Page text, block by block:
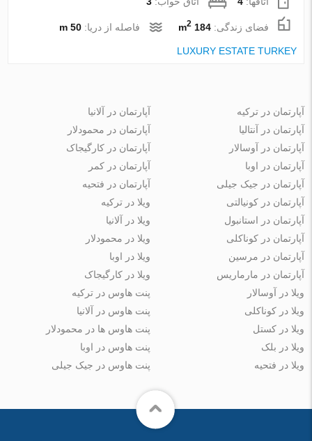
فضای زندگی:184 m
2 فاصله از دریا:50 m
LUXURY ESTATE TURKEY
آپارتمان در ترکیه
آپارتمان در آنتالیا
آپارتمان در آوسالار
آپارتمان در اوبا
آپارتمان در جیک جیلی
آپارتمان در آلانیا
آپارتمان در محمودلار
آپارتمان در کارگیجاک
آپارتمان در کمر
آپارتمان در فتحیه
آپارتمان در کونیالتی
آپارتمان در استانبول
آپارتمان در کوناکلی
آپارتمان در مرسین
آپارتمان در مارماریس
ویلا در ترکیه
ویلا در آلانیا
ویلا در محمودلار
ویلا در اوبا
ویلا در کارگیجاک
ویلا در آوسالار
ویلا در کوناکلی
ویلا در کستل
ویلا در بلک
ویلا در فتحیه
پنت هاوس در ترکیه
پنت هاوس در آلانیا
پنت هاوس ها در محمودلار
پنت هاوس در اوبا
پنت هاوس در جیک جیلی